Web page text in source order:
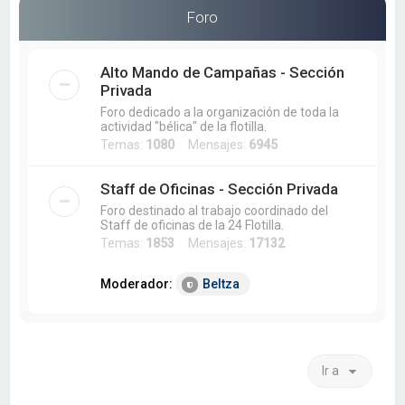
Foro
Alto Mando de Campañas - Sección
Privada
Foro dedicado a la organización de toda la
actividad "bélica" de la flotilla.
Temas: 1080 Mensajes: 6945
Staff de Oficinas - Sección Privada
Foro destinado al trabajo coordinado del
Staff de oficinas de la 24 Flotilla.
Temas: 1853 Mensajes: 17132
Moderador: Beltza
Ir a